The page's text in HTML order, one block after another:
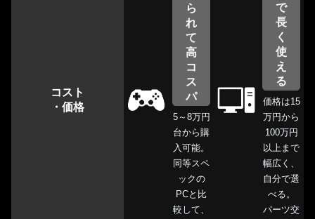
コスト
・価格
ら
れ
て
高
コ
ス
パ
5～8万円
台から購
入可能。
同等スペ
ックの
PCと比
較して、
で
長
く
使
え
る
価格は15
万円から
100万円
以上まで
幅広く、
自分で選
べる。
パーツ交